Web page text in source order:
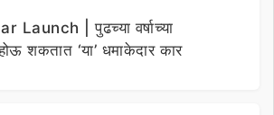
Launch | पुढच्या वर्षाच्या
शकतात ‘या’ धमाकेदार कार